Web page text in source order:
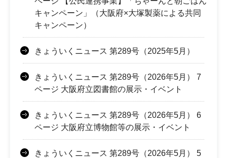
キャンペーン」（大阪府×大塚製薬による共同
キャンペーン）
きょういくニュース 第289号（2025年5月）
きょういくニュース 第289号（2026年5月） 7
ページ 大阪府立図書館の展示・イベント
きょういくニュース 第289号（2026年5月） 6
ページ 大阪府立博物館等の展示・イベント
きょういくニュース 第289号（2026年5月） 5